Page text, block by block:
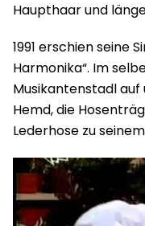
Haupthaar und
1991 erschien seine
Harmonika“. Im
Musikantenstadl
Hemd, die
Lederhose zu